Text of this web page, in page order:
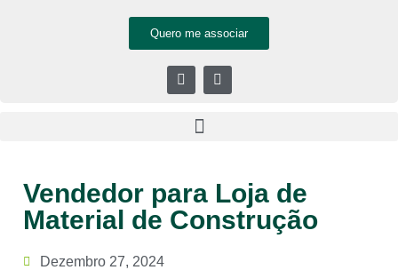
Quero me associar
Vendedor para Loja de
Material de Construção
Dezembro 27, 2024